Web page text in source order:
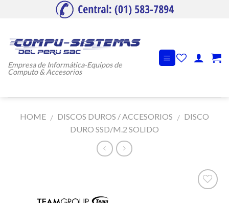
Empresa de Informática-Equipos de
Computo & Accesorios
HOME / DISCOS DUROS / ACCESORIOS / DISCO
DURO SSD/M.2 SOLIDO